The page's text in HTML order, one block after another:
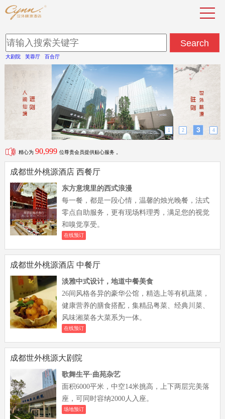
大剧院 芙蓉厅 百合厅
1 2 3 4
精心为 90,999 位尊贵会员提供贴心服务 。
成都世外桃源酒店 西餐厅
东方意境里的西式浪漫
每一餐，都是一段心情，温馨的烛光晚餐，法式
零点自助服务，更有现场料理秀，满足您的视觉
和嗅觉享受。
在线预订
成都世外桃源酒店 中餐厅
淡雅中式设计，地道中餐美食
26间风格各异的豪华公馆，精选上等有机蔬菜，
健康营养的膳食搭配，集精品粤菜、经典川菜、
风味湘菜各大菜系为一体。
在线预订
成都世外桃源大剧院
歌舞生平·曲苑杂艺
面积6000平米，中空14米挑高，上下两层完美落
座，可同时容纳2000人入座。
场地预订